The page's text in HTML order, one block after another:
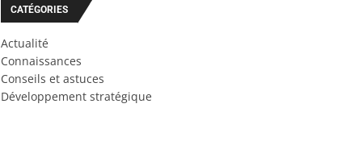
CATÉGORIES
Actualité
Connaissances
Conseils et astuces
Développement stratégique